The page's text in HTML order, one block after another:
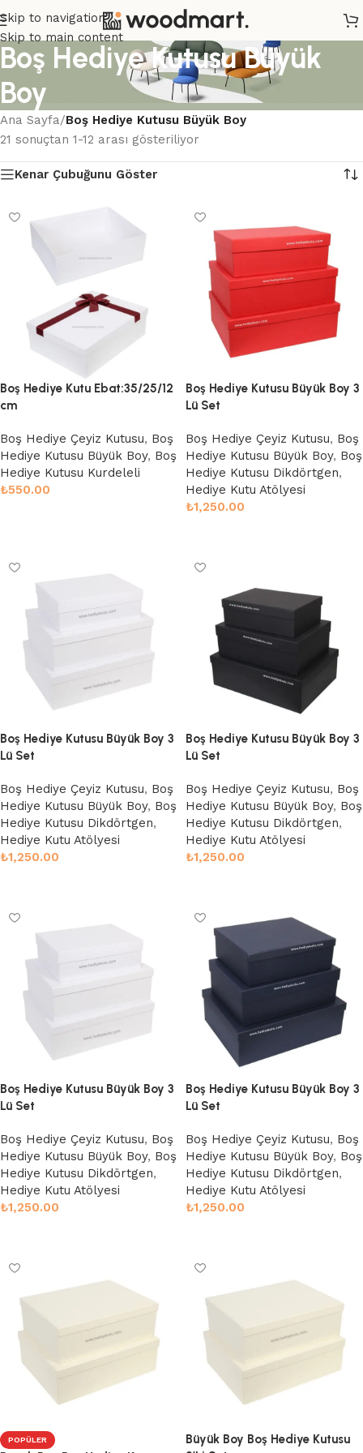
Skip to navigation
Skip to main content
Boş Hediye Kutusu Büyük
Boy
Ana Sayfa/Boş Hediye Kutusu Büyük Boy
21 sonuçtan 1-12 arası gösteriliyor
Kenar Çubuğunu Göster
Boş Hediye Kutu Ebat:35/25/12
cm
Boş Hediye Çeyiz Kutusu, Boş
Hediye Kutusu Büyük Boy, Boş
Hediye Kutusu Kurdeleli
₺550.00
Boş Hediye Kutusu Büyük Boy 3
Lü Set
Boş Hediye Çeyiz Kutusu, Boş
Hediye Kutusu Büyük Boy, Boş
Hediye Kutusu Dikdörtgen,
Hediye Kutu Atölyesi
₺1,250.00
Boş Hediye Kutusu Büyük Boy 3
Lü Set
Boş Hediye Çeyiz Kutusu, Boş
Hediye Kutusu Büyük Boy, Boş
Hediye Kutusu Dikdörtgen,
Hediye Kutu Atölyesi
₺1,250.00
Boş Hediye Kutusu Büyük Boy 3
Lü Set
Boş Hediye Çeyiz Kutusu, Boş
Hediye Kutusu Büyük Boy, Boş
Hediye Kutusu Dikdörtgen,
Hediye Kutu Atölyesi
₺1,250.00
Boş Hediye Kutusu Büyük Boy 3
Lü Set
Boş Hediye Çeyiz Kutusu, Boş
Hediye Kutusu Büyük Boy, Boş
Hediye Kutusu Dikdörtgen,
Hediye Kutu Atölyesi
₺1,250.00
Boş Hediye Kutusu Büyük Boy 3
Lü Set
Boş Hediye Çeyiz Kutusu, Boş
Hediye Kutusu Büyük Boy, Boş
Hediye Kutusu Dikdörtgen,
Hediye Kutu Atölyesi
₺1,250.00
POPÜLER
Büyük Boy Boş Hediye Kutusu